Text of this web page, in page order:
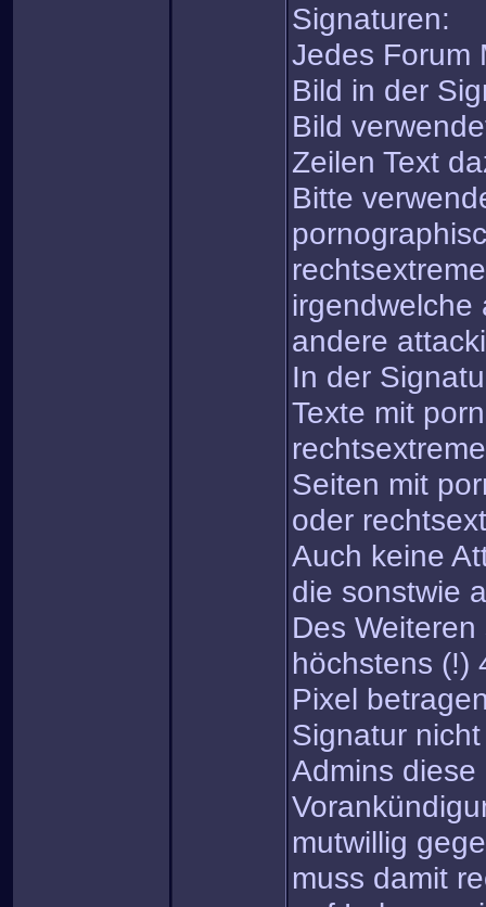
Signaturen:
Jedes Forum
Bild in der
Bild
Zeilen Text
Bitte
irgendwelche
andere
In der
Texte mit
Seiten mit
oder
Auch keine
die sonstwie
Des
höchstens (!)
Pixel
Signatur
Admins
mutwillig
muss damit